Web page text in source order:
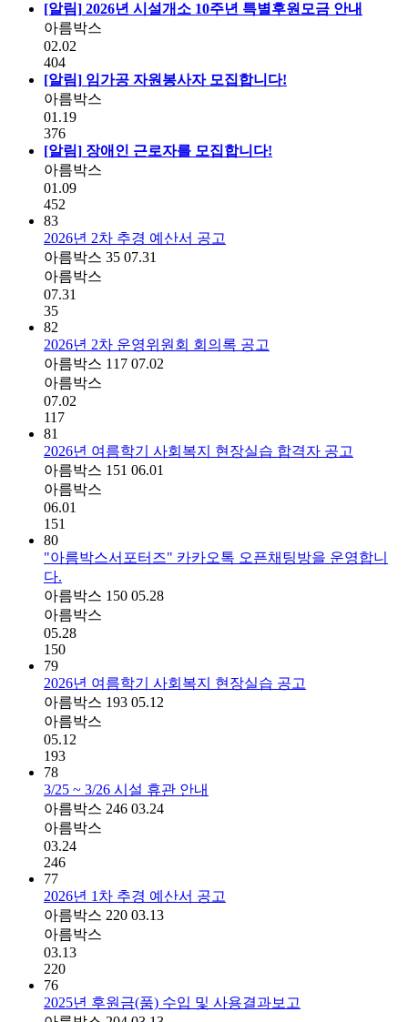
[알림] 2026년 시설개소 10주년 특별후원모금 안내
아름박스
02.02
404
[알림] 임가공 자원봉사자 모집합니다!
아름박스
01.19
376
[알림] 장애인 근로자를 모집합니다!
아름박스
01.09
452
83
2026년 2차 추경 예산서 공고
아름박스 35 07.31
아름박스
07.31
35
82
2026년 2차 운영위원회 회의록 공고
아름박스 117 07.02
아름박스
07.02
117
81
2026년 여름학기 사회복지 현장실습 합격자 공고
아름박스 151 06.01
아름박스
06.01
151
80
"아름박스서포터즈" 카카오톡 오픈채팅방을 운영합니
다.
아름박스 150 05.28
아름박스
05.28
150
79
2026년 여름학기 사회복지 현장실습 공고
아름박스 193 05.12
아름박스
05.12
193
78
3/25 ~ 3/26 시설 휴관 안내
아름박스 246 03.24
아름박스
03.24
246
77
2026년 1차 추경 예산서 공고
아름박스 220 03.13
아름박스
03.13
220
76
2025년 후원금(품) 수입 및 사용결과​보고